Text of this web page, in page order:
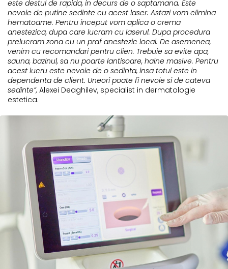
este destul de rapida, in decurs de o saptamana. Este
nevoie de putine sedinte cu acest laser. Astazi vom elimina
hematoame. Pentru inceput vom aplica o crema
anestezica, dupa care lucram cu laserul. Dupa procedura
prelucram zona cu un praf anestezic local. De asemenea,
venim cu recomandari pentru clien. Trebuie sa evite apa,
sauna, bazinul, sa nu poarte lantisoare, haine masive. Pentru
acest lucru este nevoie de o sedinta, insa totul este in
dependenta de client. Uneori poate fi nevoie si de cateva
sedinte”, Alexei Deaghilev, specialist in dermatologie
estetica.